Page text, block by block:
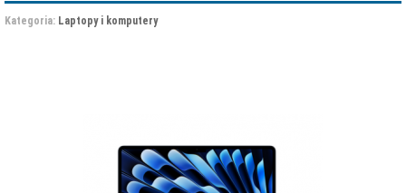
Kategoria: Laptopy i komputery